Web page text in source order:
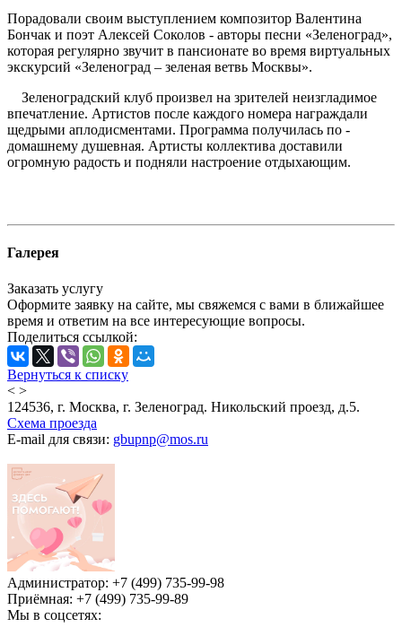
Порадовали своим выступлением композитор Валентина
Бончак и поэт Алексей Соколов - авторы песни «Зеленоград»,
которая регулярно звучит в пансионате во время виртуальных
экскурсий «Зеленоград – зеленая ветвь Москвы».
Зеленоградский клуб произвел на зрителей неизгладимое
впечатление. Артистов после каждого номера награждали
щедрыми аплодисментами. Программа получилась по -
домашнему душевная. Артисты коллектива доставили
огромную радость и подняли настроение отдыхающим.
Галерея
Заказать услугу
Оформите заявку на сайте, мы свяжемся с вами в ближайшее
время и ответим на все интересующие вопросы.
Поделиться ссылкой:
Вернуться к списку
< >
124536, г. Москва, г. Зеленоград. Никольский проезд, д.5.
Схема проезда
E-mail для связи: gbupnp@mos.ru
Администратор: +7 (499) 735-99-98
Приёмная: +7 (499) 735-99-89
Мы в соцсетях: